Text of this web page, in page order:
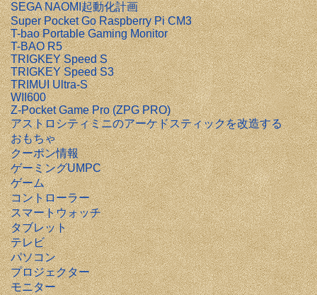
SEGA NAOMI起動化計画
Super Pocket Go Raspberry Pi CM3
T-bao Portable Gaming Monitor
T-BAO R5
TRIGKEY Speed S
TRIGKEY Speed S3
TRIMUI Ultra-S
WII600
Z-Pocket Game Pro (ZPG PRO)
アストロシティミニのアーケドスティックを改造する
おもちゃ
クーポン情報
ゲーミングUMPC
ゲーム
コントローラー
スマートウォッチ
タブレット
テレビ
パソコン
プロジェクター
モニター